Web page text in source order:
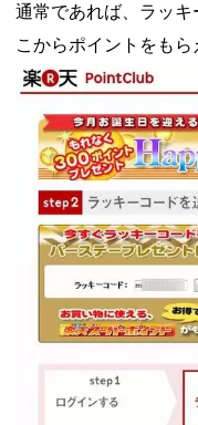
通常であれば、ラッ
こからポイントをも